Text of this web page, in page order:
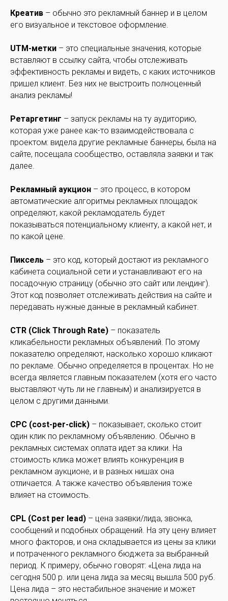
Креатив – обычно это рекламный баннер и в целом
его визуальное и текстовое оформление.
UTM-метки – это специальные значения, которые
вставляют в ссылку сайта, чтобы отслеживать
эффективность рекламы и видеть, с каких источников
пришел клиент. Без них не выстроить полноценный
анализ рекламы!
Ретаргетинг – запуск рекламы на ту аудиторию,
которая уже ранее как-то взаимодействовала с
проектом: видела другие рекламные баннеры, была на
сайте, посещала сообщество, оставляла заявки и так
далее.
Рекламный аукцион – это процесс, в котором
автоматические алгоритмы рекламных площадок
определяют, какой рекламодатель будет
показываться потенциальному клиенту, а какой нет, и
по какой цене.
Пиксель – это код, который достают из рекламного
кабинета социальной сети и устанавливают его на
посадочную страницу (обычно это сайт или лендинг).
Этот код позволяет отслеживать действия на сайте и
передавать нужные данные в рекламный кабинет.
CTR (Click Through Rate) – показатель
кликабельности рекламных объявлений. По этому
показателю определяют, насколько хорошо кликают
по рекламе. Обычно определяется в процентах. Но не
всегда является главным показателем (хотя его часто
выставляют чуть ли не главным) и анализируется в
целом с другими данными.
CPC (cost-per-click) – показывает, сколько стоит
один клик по рекламному объявлению. Обычно в
рекламных системах оплата идет за клики. На
стоимость клика может влиять конкуренция в
рекламном аукционе, и в разных нишах она
отличается. А также качество объявления тоже
влияет на стоимость.
CPL (Cost per lead) – цена заявки/лида, звонка,
сообщений и подобных обращений. На эту цену влияет
много факторов, и она складывается из цены за клики
и потраченного рекламного бюджета за выбранный
период. К примеру, обычно говорят: «Цена лида на
сегодня 500 р. или цена лида за месяц вышла 500 руб.
Цена лида – это нестабильное значение и может